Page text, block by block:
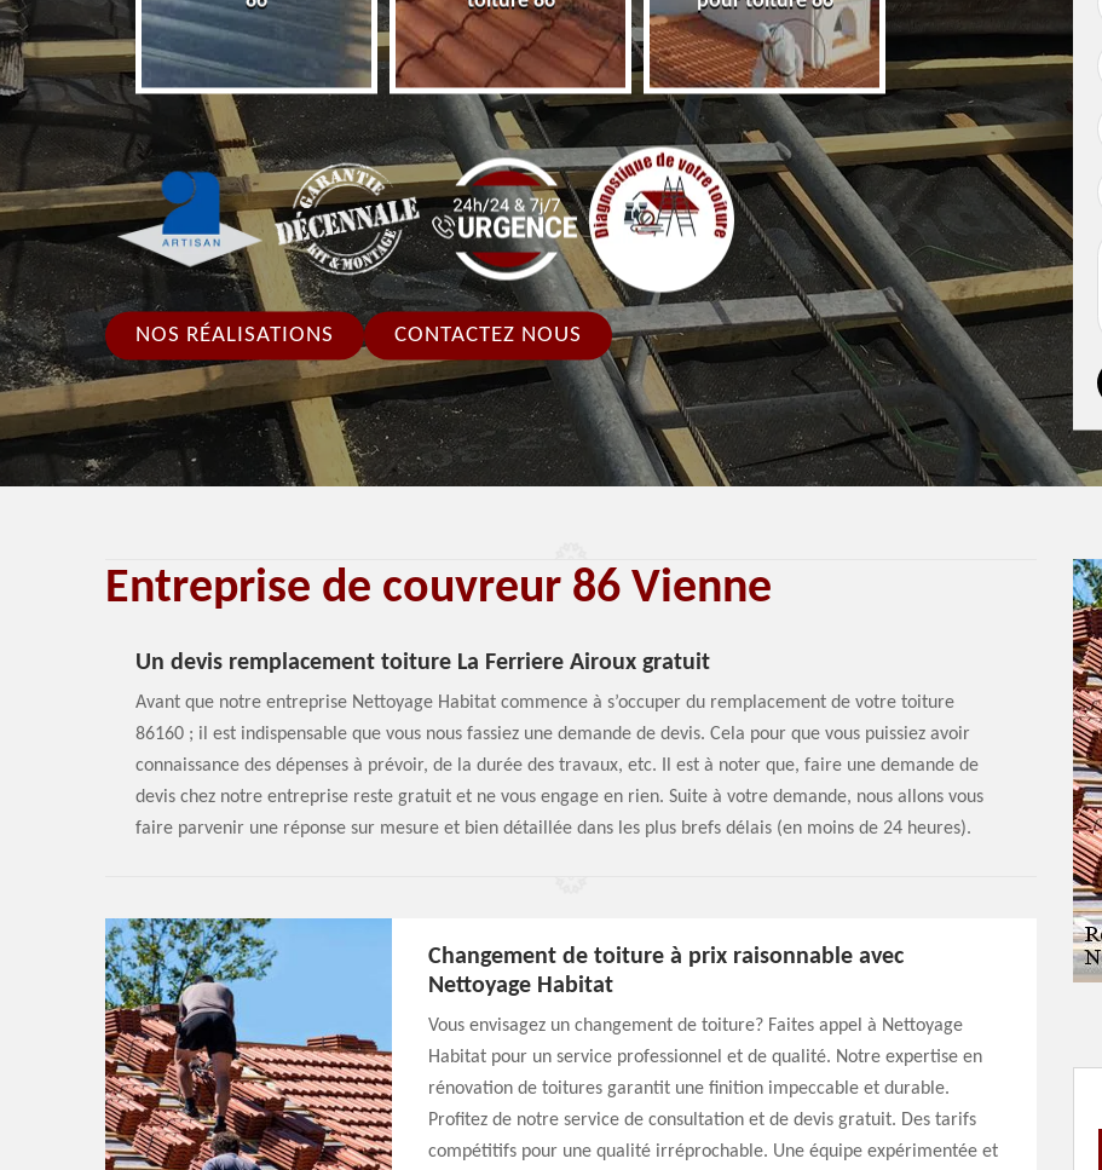
NOS RÉALISATIONS CONTACTEZ NOUS
Entreprise de couvreur 86 Vienne
Un devis remplacement toiture La Ferriere Airoux gratuit
Avant que notre entreprise Nettoyage Habitat commence à s’occuper du remplacement de votre toiture
86160 ; il est indispensable que vous nous fassiez une demande de devis. Cela pour que vous puissiez avoir
connaissance des dépenses à prévoir, de la durée des travaux, etc. Il est à noter que, faire une demande de
devis chez notre entreprise reste gratuit et ne vous engage en rien. Suite à votre demande, nous allons vous
faire parvenir une réponse sur mesure et bien détaillée dans les plus brefs délais (en moins de 24 heures).
Changement de toiture à prix raisonnable avec
Nettoyage Habitat
Vous envisagez un changement de toiture? Faites appel à Nettoyage
Habitat pour un service professionnel et de qualité. Notre expertise en
rénovation de toitures garantit une finition impeccable et durable.
Profitez de notre service de consultation et de devis gratuit. Des tarifs
compétitifs pour une qualité irréprochable. Une équipe expérimentée et